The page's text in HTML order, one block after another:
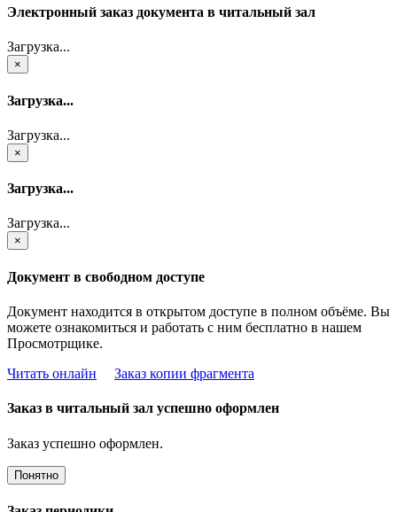
Электронный заказ документа в читальный зал
Загрузка...
×
Загрузка...
Загрузка...
×
Загрузка...
Загрузка...
×
Документ в свободном доступе
Документ находится в открытом доступе в полном объёме. Вы
можете ознакомиться и работать с ним бесплатно в нашем
Просмотрщике.
Читать онлайн
Заказ копии фрагмента
Заказ в читальный зал успешно оформлен
Заказ успешно оформлен.
Понятно